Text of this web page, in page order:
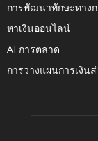
การพัฒนาทักษะทางก
หาเงินออนไลน์
AI การตลาด
การวางแผนการเงิ